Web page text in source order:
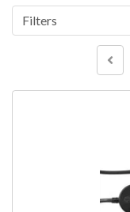
Filters